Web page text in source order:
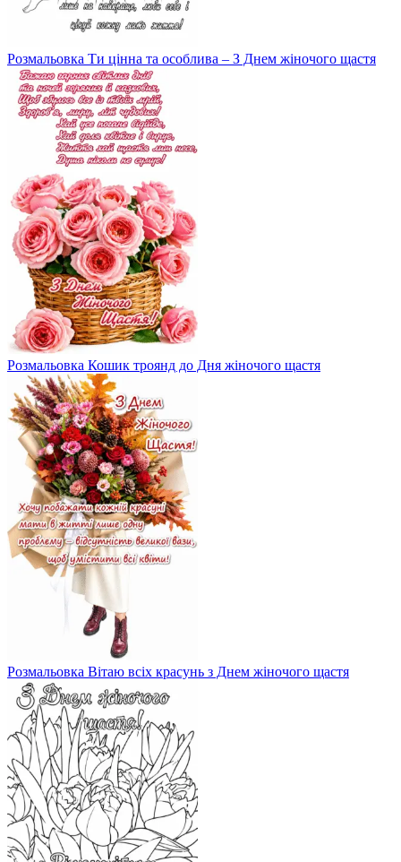
Розмальовка Ти цінна та особлива – З Днем жіночого щастя
Розмальовка Кошик троянд до Дня жіночого щастя
Розмальовка Вітаю всіх красунь з Днем жіночого щастя